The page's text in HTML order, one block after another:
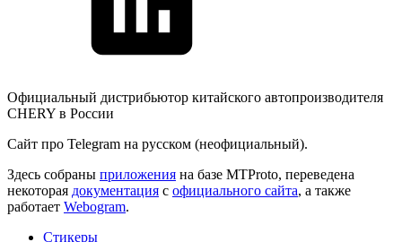
Официальный дистрибьютор китайского автопроизводителя
CHERY в России
Сайт про Telegram на русском (неофициальный).
Здесь собраны приложения на базе MTProto, переведена
некоторая документация с официального сайта, а также
работает Webogram.
Стикеры